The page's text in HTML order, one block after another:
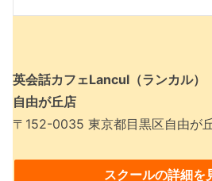
英会話カフェLancul（ランカル）
自由が丘店
〒152-0035 東京都目黒区自由が
スクールの詳細を